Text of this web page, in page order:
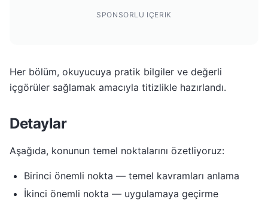
SPONSORLU IÇERIK
Her bölüm, okuyucuya pratik bilgiler ve değerli
içgörüler sağlamak amacıyla titizlikle hazırlandı.
Detaylar
Aşağıda, konunun temel noktalarını özetliyoruz:
Birinci önemli nokta — temel kavramları anlama
İkinci önemli nokta — uygulamaya geçirme